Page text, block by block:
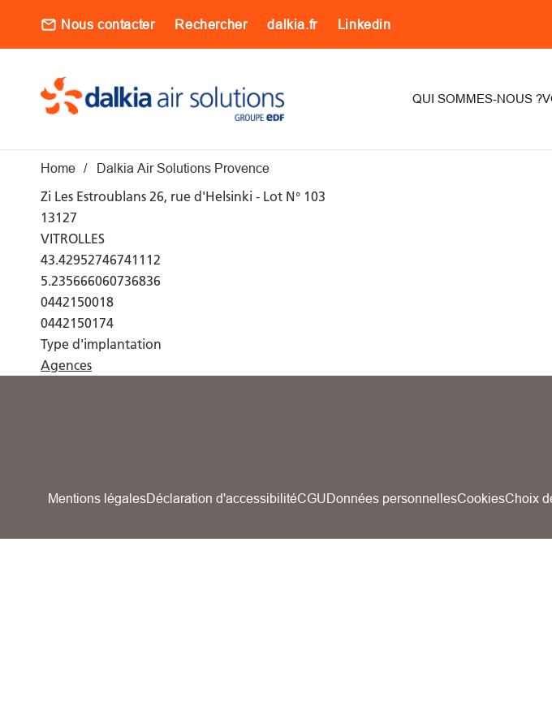
Nous contacter Rechercher dalkia.fr Linkedin
QUI SOMMES-NOUS ?
Fil d'Ariane
Home Dalkia Air Solutions Provence
Zi Les Estroublans 26, rue d'Helsinki - Lot N° 103
13127
VITROLLES
43.42952746741112
5.235666060736836
0442150018
0442150174
Type d'implantation
Agences
Mentions légalesDéclaration d'accessibilitéCGUDonnées personnellesCookiesChoix